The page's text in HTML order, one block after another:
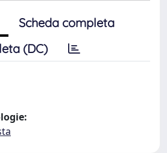
Scheda completa
(DC)